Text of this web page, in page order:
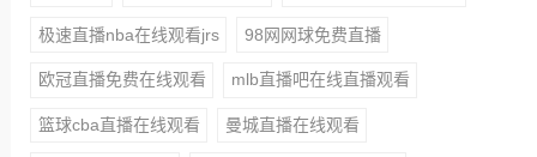
极速直播nba在线观看jrs 98网网球免费直播
欧冠直播免费在线观看 mlb直播吧在线直播观看
篮球cba直播在线观看 曼城直播在线观看